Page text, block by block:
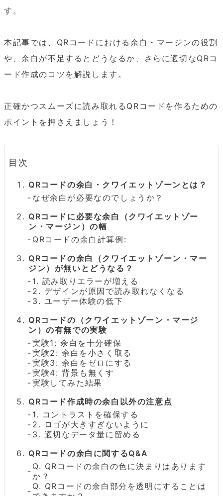
す。
本記事では、QRコードにおける余白・マージンの役割
や、余白が不足するとどうなるか、さらに適切なQRコ
ード作成のコツを解説します。
正確かつスムーズに読み取れるQRコードを作るための
ポイントを押さえましょう！
目次
QRコードの余白・クワイエットゾーンとは？
なぜ余白が必要なのでしょうか？
QRコードに必要な余白（クワイエットゾー
ン・マージン）の幅
QRコードの余白計算例:
QRコードの余白（クワイエットゾーン・マー
ジン）が無いとどうなる？
1. 読み取りエラーが増える
2. デザインが原因で読み取れなくなる
3. ユーザー体験の低下
QRコードの（クワイエットゾーン・マージ
ン）の有無での実験
実験1: 余白を十分確保
実験2: 余白を小さく取る
実験3: 余白をゼロにする
実験4: 背景も無くす
実験してみた結果
QRコード作成時の余白以外の注意点
1. コントラストを確保する
2. ロゴが大きすぎないように
3. 適切なデータ量に留める
QRコードの余白に関するQ&A
Q. QRコードの余白の色に決まりはあります
か？
Q. QRコードの余白部分を透明にすることは